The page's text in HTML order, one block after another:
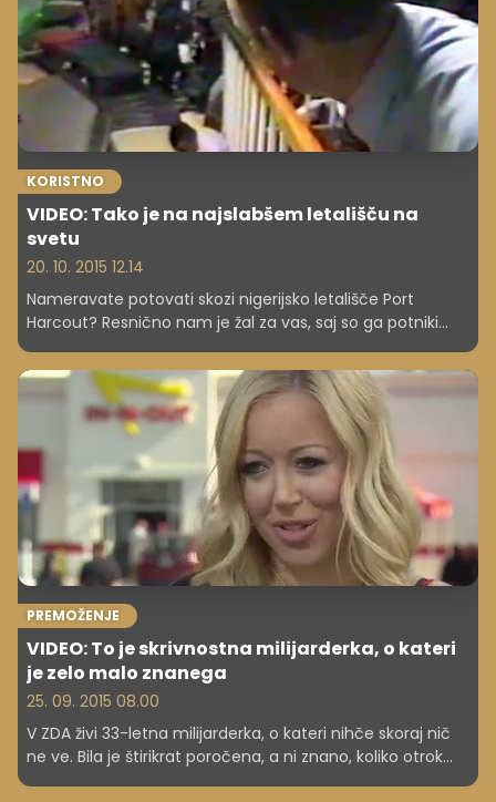
KORISTNO
VIDEO: Tako je na najslabšem letališču na
svetu
20. 10. 2015 12.14
Nameravate potovati skozi nigerijsko letališče Port
Harcout? Resnično nam je žal za vas, saj so ga potniki
ocenili kot najslabšega na svetu. Med deseterico najbolj
groznih se je uvrstilo tudi eno evropsko letališče.
PREMOŽENJE
VIDEO: To je skrivnostna milijarderka, o kateri
je zelo malo znanega
25. 09. 2015 08.00
V ZDA živi 33-letna milijarderka, o kateri nihče skoraj nič
ne ve. Bila je štirikrat poročena, a ni znano, koliko otrok